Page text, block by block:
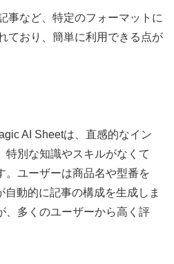
事など、特定のフォーマットに
ており、簡単に利用できる点が
AI Sheetは、直感的なイン
特別な知識やスキルがなくて
。ユーザーは商品名や型番を
自動的に記事の構成を生成しま
、多くのユーザーから高く評